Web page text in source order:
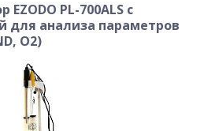
PL-700ALS с
для анализа параметров
O2)